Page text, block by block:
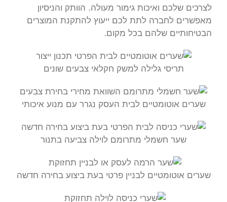
לצרכים שלכם ואיכות גימור מעולה. הוותק והניסיון
מאפשרים לחברה לתת לכם ייעוץ להתקנת המוצרים
הבטיחותיים שלהם בכל מקום.
תריסי גלילה למשק חקלאי צבעים שונים
שערים אוטומטיים לבית העסק נגרר עם מנוע איכותי
שער חשמלי מתרומם לוילה צביעה בתנור
שערים אוטומטיים לבניין פרטי בעת ביצוע בחירה חדשה